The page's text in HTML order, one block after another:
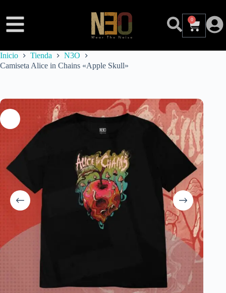
0
Inicio Tienda
N3O
Camiseta Alice in Chains «Apple Skull»